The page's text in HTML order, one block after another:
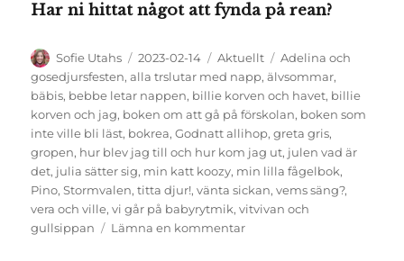
Har ni hittat något att fynda på rean?
Författare
Sofie Utahs
Publicerat
den
2023-02-14 Kategorier
Aktuellt Etiketter
Adelina och
gosedjursfesten,alla trslutar med napp,älvsommar,
bäbis, bebbe letar nappen, billie korven och havet, billie
korven och jag, boken om att gå på förskolan, boken som
inte ville bli läst, bokrea,Godnatt allihop,greta gris,
gropen, hur blev jag till och hur kom jag ut, julen vad är
det, julia sätter sig, min katt koozy, min lilla fågelbok,
Pino,Stormvalen,titta djur!,vänta sickan,vems säng?,
vera och ville,vi går på babyrytmik,vitvivan och
gullsippan
Lämna en kommentartill